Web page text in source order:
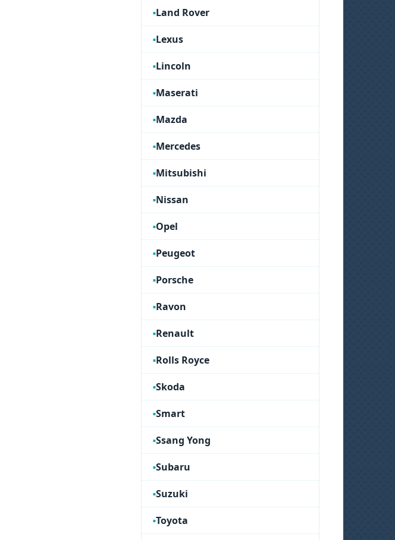
Land Rover
Lexus
Lincoln
Maserati
Mazda
Mercedes
Mitsubishi
Nissan
Opel
Peugeot
Porsche
Ravon
Renault
Rolls Royce
Skoda
Smart
Ssang Yong
Subaru
Suzuki
Toyota